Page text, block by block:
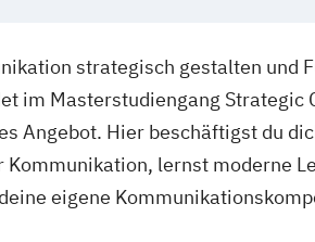
strategisch gestalten und
im Masterstudiengang Strategic
Angebot. Hier beschäftigst du
Kommunikation, lernst moderne
eigene